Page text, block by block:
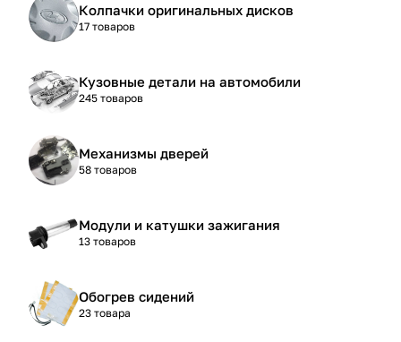
Колпачки оригинальных дисков
17 товаров
Кузовные детали на автомобили
245 товаров
Механизмы дверей
58 товаров
Модули и катушки зажигания
13 товаров
Обогрев сидений
23 товара